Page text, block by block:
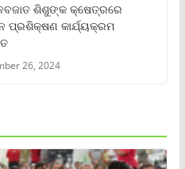
ଶିଶୁଙ୍କ କ୍ଷେତ୍ରରେ
ପ୍ରଶିକ୍ଷଣ କାର୍ଯ୍ୟକ୍ରମ
26, 2024